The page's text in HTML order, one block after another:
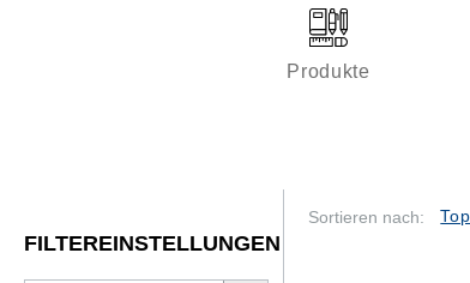
Produkte
Büroeinrichtung
Kleben & Versenden
Schreiben & Korrigieren
FILTEREINSTELLUNGEN
Sortieren nach: